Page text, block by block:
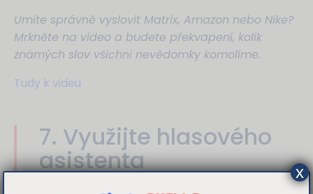
Umíte správně vyslovit Matrix, Amazon nebo Nike?
Mrkněte na video a budete překvapení, kolik
známých slov všichni nevědomky komolíme.
Tudy k videu
7. Využijte hlasového
asistenta x